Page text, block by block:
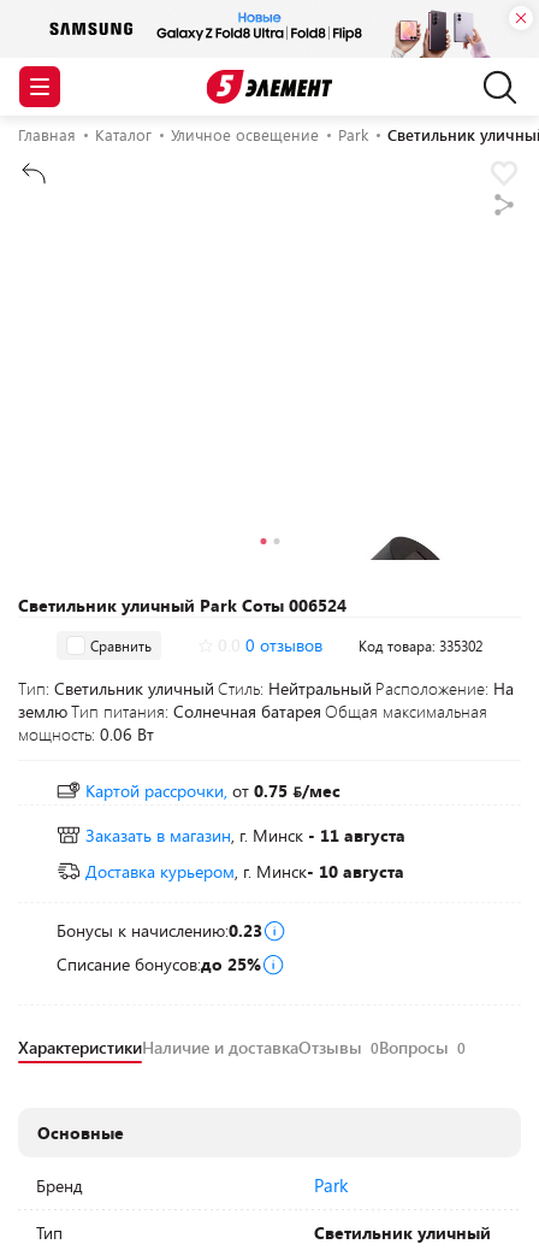
Главная Каталог Уличное освещение Park Светильник
Светильник уличный Park Соты 006524
Сравнить 0 отзывов Код товара: 335302
Тип: Светильник уличный Стиль: Нейтральный Расположение: На
землюТип питания: Солнечная батарея Общая максимальная
мощность: 0.06 Вт
Картой рассрочки, от 0.75
/мес
Заказать в магазин, г. Минск - 11 августа
Доставка курьером, г. Минск- 10 августа
Бонусы к начислению:0.23
Списание бонусов:до 25%
ХарактеристикиНаличие и доставкаОтзывы 0Вопросы 0
Основные
Бренд Park
Тип
Светильник уличный